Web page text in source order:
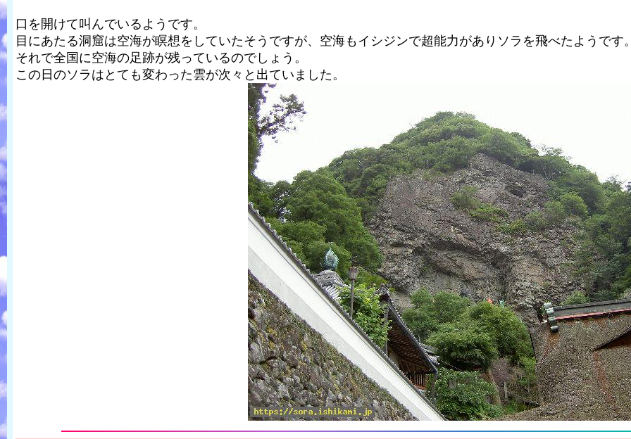
口を開けて叫んでいるようです。
目にあたる洞窟は空海が瞑想をしていたそうですが、空海もイシジンで超能力がありソラを飛べたようです
それで全国に空海の足跡が残っているのでしょう。
この日のソラはとても変わった雲が次々と出ていました。